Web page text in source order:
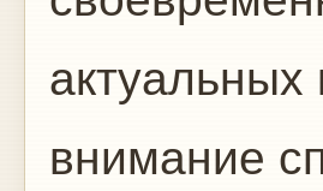
актуальных
внимание